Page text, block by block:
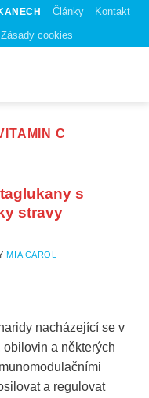
Články
Kontakt
Zásady cookies
C
s
stravy
MIA CAROL
nacházející se v
a některých
a regulovat